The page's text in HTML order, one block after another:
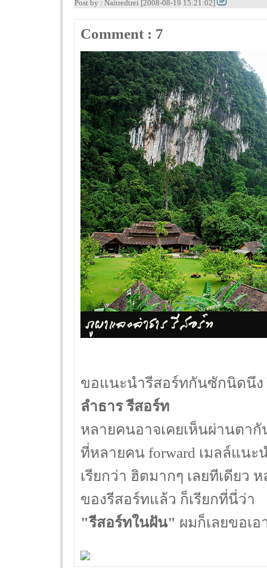
Post by : Naitredtrei [2008-08-19 15:21:02]
Comment : 7
ขอแนะนำรีสอร์ทกันซักนิดนึ
ลำธาร รีสอร์ท
หลายคนอาจเคยเห็นผ่านตา
ที่หลายคน forward เมลล์แนะ
เรียกว่า ฮิตมากๆ เลยทีเดียว
ของรีสอร์ทแล้ว ก็เรียกที่นี่ว่า
"รีสอร์ทในฝัน" ผมก็เลยขอเ